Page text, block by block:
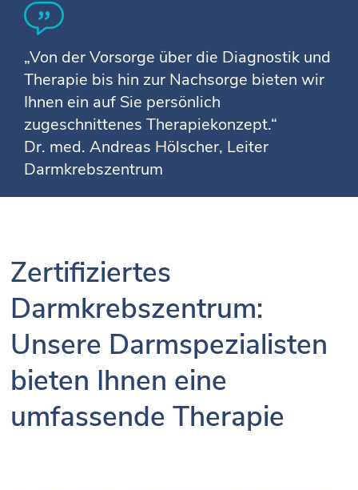
„Von der Vorsorge über die Diagnostik und
Therapie bis hin zur Nachsorge bieten wir
Ihnen ein auf Sie persönlich
zugeschnittenes Therapiekonzept.“
Dr. med. Andreas Hölscher, Leiter
Darmkrebszentrum
Zertifiziertes
Darmkrebszentrum:
Unsere Darmspezialisten
bieten Ihnen eine
umfassende Therapie